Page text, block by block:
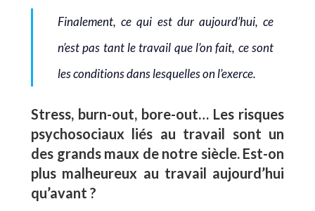
Finalement, ce qui est dur aujourd’hui, ce
n’est pas tant le travail que l’on fait, ce sont
les conditions dans lesquelles on l’exerce.
Stress, burn-out, bore-out… Les risques
psychosociaux liés au travail sont un
des grands maux de notre siècle. Est-on
plus malheureux au travail aujourd’hui
qu’avant ?